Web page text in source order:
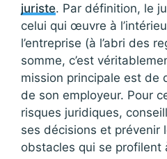
juriste. Par définition, le
celui qui œuvre à
l’entreprise (à l’abri des
somme, c’est
mission principale est de
de son employeur. Pour
risques juridiques,
ses décisions et prévenir
obstacles qui se profilent